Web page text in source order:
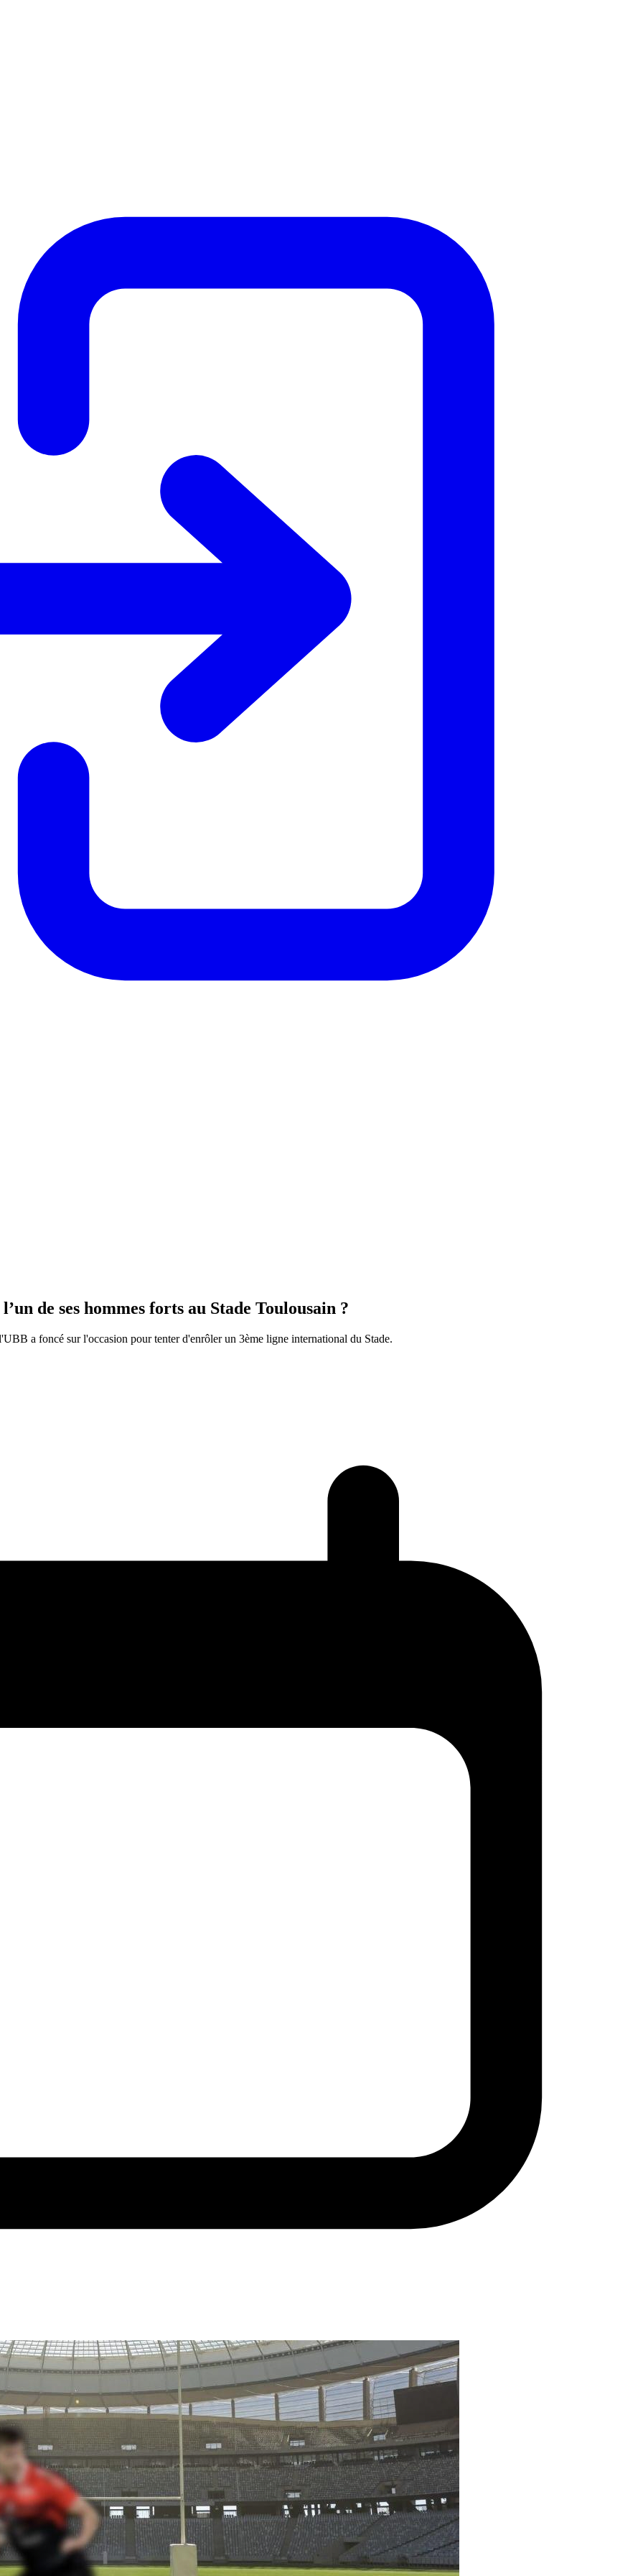
de ses hommes forts au Stade Toulousain ?
a foncé sur l'occasion pour tenter d'enrôler un 3ème ligne international du Stade.